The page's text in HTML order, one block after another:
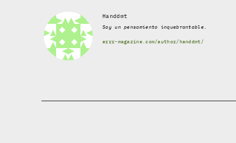
Handdmt
Soy un pensamiento inquebrantable.
errr-magazine.com/author/handdmt/